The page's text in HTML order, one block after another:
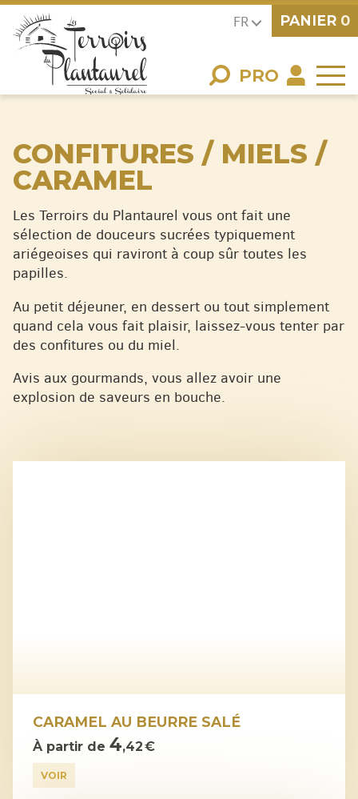
FR
PRO
PANIER 0
CONFITURES / MIELS /
CARAMEL
Les Terroirs du Plantaurel vous ont fait une
sélection de douceurs sucrées typiquement
ariégeoises qui raviront à coup sûr toutes les
papilles.
Au petit déjeuner, en dessert ou tout simplement
quand cela vous fait plaisir, laissez-vous tenter par
des confitures ou du miel.
Avis aux gourmands, vous allez avoir une
explosion de saveurs en bouche.
CARAMEL AU BEURRE SALÉ
À partir de 4,42 €
VOIR